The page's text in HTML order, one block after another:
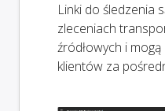
Linki do śledzenia
zleceniach
źródłowych i mogą
klientów za